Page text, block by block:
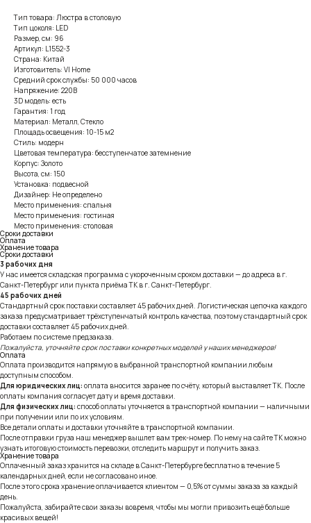
Тип товара: Люстра в столовую
Тип цоколя: LED
Размер, см: 96
Артикул: L1552-3
Страна: Китай
Изготовитель: VI Home
Средний срок службы: 50 000 часов
Напряжение: 220В
3D модель: есть
Гарантия: 1 год
Материал: Металл, Стекло
Площадь освещения: 10-15 м2
Стиль: модерн
Цветовая температура: бесступенчатое затемнение
Корпус: Золото
Высота, см: 150
Установка: подвесной
Дизайнер: Не определено
Место применения: спальня
Место применения: гостиная
Место применения: столовая
Сроки доставки
Оплата
Хранение товара
Сроки доставки
3 рабочих дня
У нас имеется складская программа с укороченным сроком доставки — до адреса в г.
Санкт-Петербург или пункта приёма ТК в г. Санкт-Петербург.
45 рабочих дней
Стандартный срок поставки составляет 45 рабочих дней. Логистическая цепочка каждого
заказа предусматривает трёхступенчатый контроль качества, поэтому стандартный срок
доставки составляет 45 рабочих дней.
Работаем по системе предзаказа.
Пожалуйста, уточняйте срок поставки конкретных моделей у наших менеджеров!
Оплата
Оплата производится напрямую в выбранной транспортной компании любым
доступным способом.
Для юридических лиц: оплата вносится заранее по счёту, который выставляет ТК. После
оплаты компания согласует дату и время доставки.
Для физических лиц: способ оплаты уточняется в транспортной компании — наличными
при получении или по их условиям.
Все детали оплаты и доставки уточняйте в транспортной компании.
После отправки груза наш менеджер вышлет вам трек-номер. По нему на сайте ТК можно
узнать итоговую стоимость перевозки, отследить маршрут и получить заказ.
Хранение товара
Оплаченный заказ хранится на складе в Санкт-Петербурге бесплатно в течение 5
календарных дней, если не согласовано иное.
После этого срока хранение оплачивается клиентом — 0,5% от суммы заказа за каждый
день.
Пожалуйста, забирайте свои заказы вовремя, чтобы мы могли привозить ещё больше
красивых вещей!